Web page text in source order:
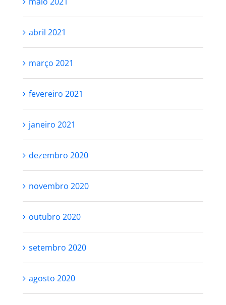
abril 2021
março 2021
fevereiro 2021
janeiro 2021
dezembro 2020
novembro 2020
outubro 2020
setembro 2020
agosto 2020